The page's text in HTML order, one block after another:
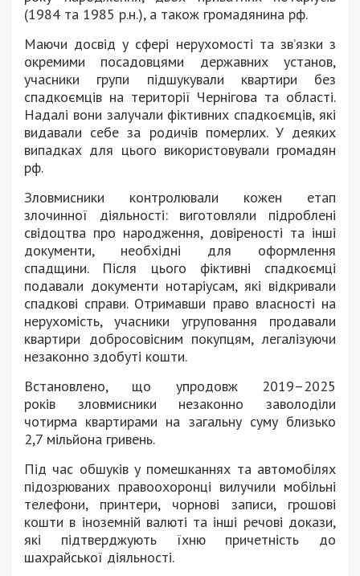
(1984 та 1985 р.н.), а також громадянина рф.
Маючи досвід у сфері нерухомості та зв’язки з
окремими посадовцями державних установ,
учасники групи підшукували квартири без
спадкоємців на території Чернігова та області.
Надалі вони залучали фіктивних спадкоємців, які
видавали себе за родичів померлих. У деяких
випадках для цього використовували громадян
рф.
Зловмисники контролювали кожен етап
злочинної діяльності: виготовляли підроблені
свідоцтва про народження, довіреності та інші
документи, необхідні для оформлення
спадщини. Після цього фіктивні спадкоємці
подавали документи нотаріусам, які відкривали
спадкові справи. Отримавши право власності на
нерухомість, учасники угруповання продавали
квартири добросовісним покупцям, легалізуючи
незаконно здобуті кошти.
Встановлено, що упродовж 2019–2025
років зловмисники незаконно заволоділи
чотирма квартирами на загальну суму близько
2,7 мільйона гривень.
Під час обшуків у помешканнях та автомобілях
підозрюваних правоохоронці вилучили мобільні
телефони, принтери, чорнові записи, грошові
кошти в іноземній валюті та інші речові докази,
які підтверджують їхню причетність до
шахрайської діяльності.